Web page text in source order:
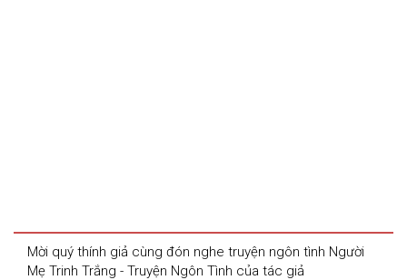
Mời quý thính giả cùng đón nghe truyện ngôn tình Người
Mẹ Trinh Trắng - Truyện Ngôn Tình của tác giả